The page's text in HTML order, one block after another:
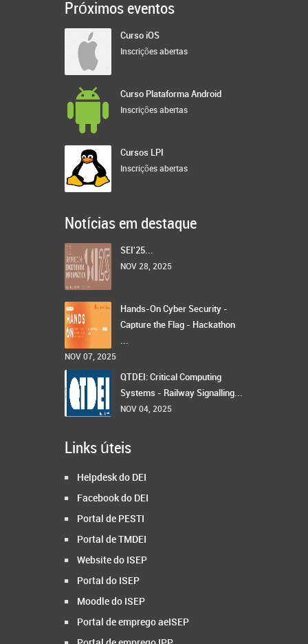
Próximos eventos
Curso iOS
Inscrições abertas
Curso Plataforma Android
Inscrições abertas
Cursos LPI
Inscrições abertas
Notícias em destaque
SEI'25...
NOV 28, 2025
Hands-On Cyber Security -
Capture the Flag - Hackathon
...
NOV 07, 2025
QTDEI: Critical Computing
Systems - Railway Signalling...
NOV 04, 2025
Links úteis
Helpdesk do DEI
Facebook do DEI
Portal de PESTI
Portal de TMDEI
Website do ISEP
Portal do ISEP
Moodle do ISEP
Portal de emprego aeISEP